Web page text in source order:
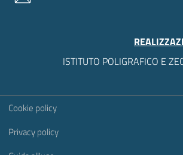
ISTITUTO POLIGRAFICO E
Sezione Link Utili
Cookie policy
Privacy policy